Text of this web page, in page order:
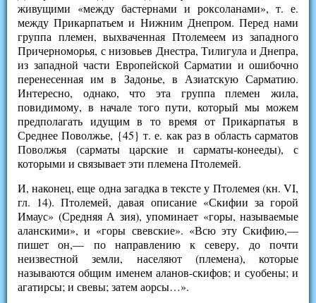
живущими «между бастернами и роксоланами», т. е.
между Прикарпатьем и Нижним Днепром. Перед нами
группа племен, выхваченная Птолемеем из западного
Причерноморья, с низовьев Днестра, Тилигула и Днепра,
из западной части Европейской Сарматии и ошибочно
перенесенная им в Задонье, в Азиатскую Сарматию.
Интересно, однако, что эта группа племен жила,
повидимому, в начале того пути, который мы можем
предполагать идущим в то время от Прикарпатья в
Среднее Поволжье, {45} т. е. как раз в область сарматов
Поволжья (сарматы царские и сарматы-конееды), с
которыми и связывает эти племена Птолемей.
И, наконец, еще одна загадка в тексте у Птолемея (кн. VI,
гл. 14). Птолемей, давая описание «Скифии за горой
Имаус» (Средняя А зия), упоминает «горы, называемые
аланскими», и «горы свевские». «Всю эту Скифию,—
пишет он,— по направлению к северу, до почти
неизвестной земли, населяют (племена), которые
называются общим именем аланов-скифов; и суобены; и
агатирсы; и свевы; затем аорсы…».